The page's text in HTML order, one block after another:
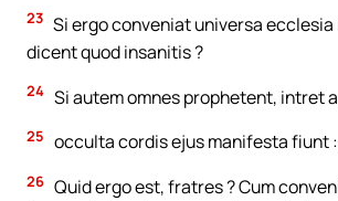
23 Si ergo conveniat universa
dicent quod insanitis ?
24 Si autem omnes prophetent, intret
25 occulta cordis ejus manifesta fiunt
26 Quid ergo est, fratres ? Cum